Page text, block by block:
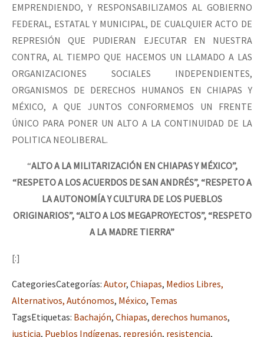
EMPRENDIENDO, Y RESPONSABILIZAMOS AL GOBIERNO
FEDERAL, ESTATAL Y MUNICIPAL, DE CUALQUIER ACTO DE
REPRESIÓN QUE PUDIERAN EJECUTAR EN NUESTRA
CONTRA, AL TIEMPO QUE HACEMOS UN LLAMADO A LAS
ORGANIZACIONES SOCIALES INDEPENDIENTES,
ORGANISMOS DE DERECHOS HUMANOS EN CHIAPAS Y
MÉXICO, A QUE JUNTOS CONFORMEMOS UN FRENTE
ÚNICO PARA PONER UN ALTO A LA CONTINUIDAD DE LA
POLITICA NEOLIBERAL.
“ALTO A LA MILITARIZACIÓN EN CHIAPAS Y MÉXICO”,
“RESPETO A LOS ACUERDOS DE SAN ANDRÉS”, “RESPETO A
LA AUTONOMÍA Y CULTURA DE LOS PUEBLOS
ORIGINARIOS”, “ALTO A LOS MEGAPROYECTOS”, “RESPETO
A LA MADRE TIERRA”
[:]
CategoriesCategorías: Autor, Chiapas, Medios Libres,
Alternativos, Autónomos, México, Temas
TagsEtiquetas: Bachajón, Chiapas, derechos humanos,
justicia, Pueblos Indígenas, represión, resistencia,